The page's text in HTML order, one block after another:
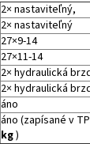
2× nastaviteľný,
2× nastaviteľný
27×9-14
27×11-14
2× hydraulická
2× hydraulická
áno
áno (zapísané v
kg)